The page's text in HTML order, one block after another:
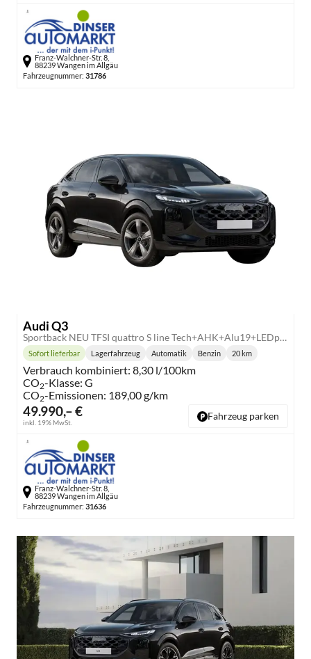
Franz-Walchner-Str. 8,
88239 Wangen im Allgäu
Fahrzeugnummer: 31786
Audi Q3
Sportback NEU TFSI quattro S line Tech+AHK+Alu19+LEDplus+KlimaPlus+ExtSchwarz
49.990,– €
inkl. 19% MwSt.
Lieferzeit:
Sofort lieferbar Lagerfahrzeug Automatik Benzin 20 km
Verbrauch kombiniert: 8,30 l/100km
CO2-Klasse: G
CO2-Emissionen: 189,00 g/km
Fahrzeug parken
Franz-Walchner-Str. 8,
88239 Wangen im Allgäu
Fahrzeugnummer: 31636